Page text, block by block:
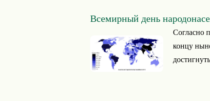
Всемирный день
Согласно
концу